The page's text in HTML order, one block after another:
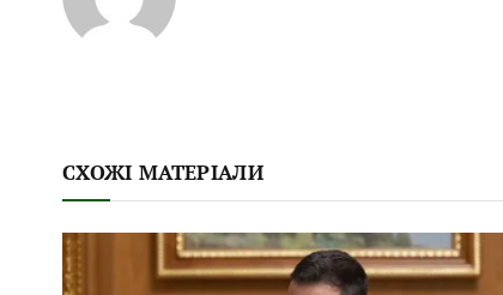
СХОЖІ МАТЕРІАЛИ